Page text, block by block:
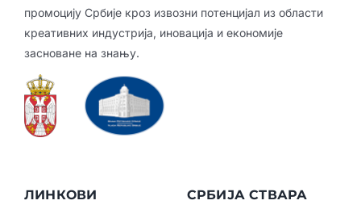
промоцију Србије кроз извозни потенцијал из области
креативних индустрија, иновација и економије
засноване на знању.
ЛИНКОВИ СРБИЈА СТВАРА